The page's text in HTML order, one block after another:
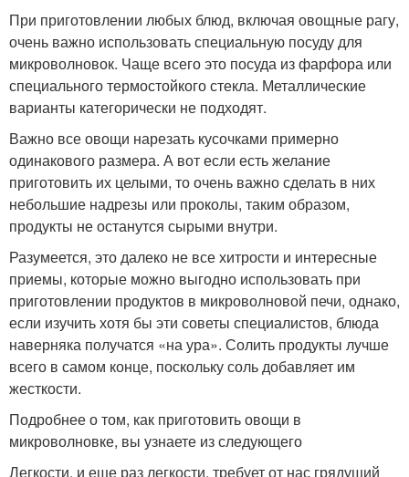
При приготовлении любых блюд, включая овощные рагу,
очень важно использовать специальную посуду для
микроволновок. Чаще всего это посуда из фарфора или
специального термостойкого стекла. Металлические
варианты категорически не подходят.
Важно все овощи нарезать кусочками примерно
одинакового размера. А вот если есть желание
приготовить их целыми, то очень важно сделать в них
небольшие надрезы или проколы, таким образом,
продукты не останутся сырыми внутри.
Разумеется, это далеко не все хитрости и интересные
приемы, которые можно выгодно использовать при
приготовлении продуктов в микроволновой печи, однако,
если изучить хотя бы эти советы специалистов, блюда
наверняка получатся «на ура». Солить продукты лучше
всего в самом конце, поскольку соль добавляет им
жесткости.
Подробнее о том, как приготовить овощи в
микроволновке, вы узнаете из следующего
Легкости, и еще раз легкости, требует от нас грядущий